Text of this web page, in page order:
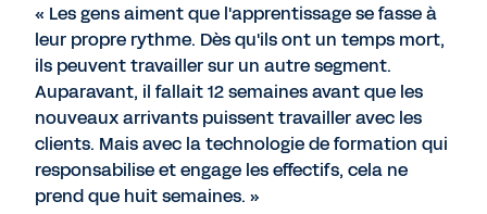
« Les gens aiment que l'apprentissage se fasse à
leur propre rythme. Dès qu'ils ont un temps mort,
ils peuvent travailler sur un autre segment.
Auparavant, il fallait 12 semaines avant que les
nouveaux arrivants puissent travailler avec les
clients. Mais avec la technologie de formation qui
responsabilise et engage les effectifs, cela ne
prend que huit semaines. »